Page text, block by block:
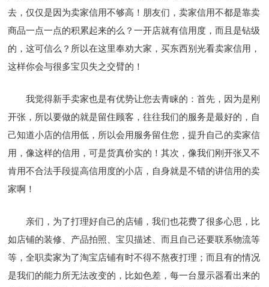
去，仅仅是因为卖家信用不够高！朋友们，卖家信用不都是靠卖
商品一点一点的积累起来的么？一开店就有信用度，而且是钻级
的，这可信么？所以在这里奉劝大家，买东西别光看卖家信用，
这样你会与很多宝贝失之交臂的！
我觉得新手卖家也是有优势让您去青睐的：首先，因为是刚
开张，所以要做的就是留住顾客，往往我们的服务是最好的，自
己知道小店的信用低，所以会用服务留住您，提升自己的卖家信
用，像这样的信用，可是货真价实的！其次，像我们刚开张又不
肯用不合法手段提高信用度的小店，自身就是不错的讲信用的卖
家啊！
亲们，为了打理好自己的店铺，我们也花费了很多心思，比
如店铺的装修、产品拍照、宝贝描述、而且自己还要联系物流等
等，全职卖家为了淘宝店铺有时不得不熬夜打理；而且有的情况
是我们的能力所无法改变的，比如色差，每一台显示器看出来的